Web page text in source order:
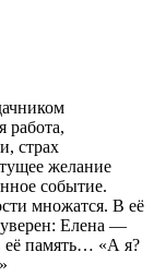
работа,
страх
желание
событие.
множатся. В её
Елена —
её память… «А я?